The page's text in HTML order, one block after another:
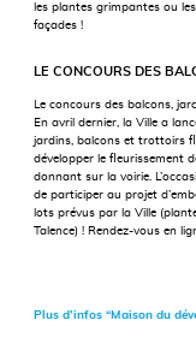
les plantes grimpantes ou
façades !
LE CONCOURS DES
Le concours des balcons,
En avril dernier, la Ville a
jardins, balcons et trottoirs
développer le fleurissement
donnant sur la voirie.
de participer au projet
lots prévus par la Ville
Talence) ! Rendez-vous en
Plus d’infos “Maison du